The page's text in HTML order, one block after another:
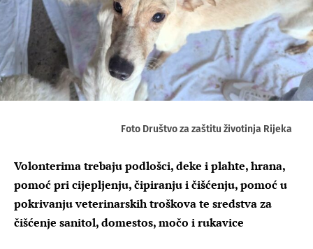
Foto Društvo za zaštitu životinja Rijeka
Volonterima trebaju podlošci, deke i plahte, hrana,
pomoć pri cijepljenju, čipiranju i čišćenju, pomoć u
pokrivanju veterinarskih troškova te sredstva za
čišćenje sanitol, domestos, močo i rukavice